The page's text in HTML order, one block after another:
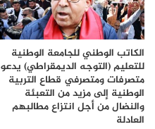
الكاتب الوطني للجامعة الوطنية
للتعليم (التوجه الديمقراطي) يدعو
متصرفات ومتصرفي قطاع التربية
الوطنية إلى مزيد من التعبئة
والنضال من أجل انتزاع مطالبهم
العادلة